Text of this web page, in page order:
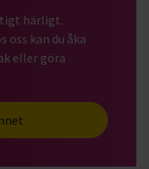
härligt.
oss kan du åka
eller göra